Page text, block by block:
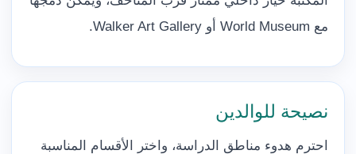
مع World Museum أو Walker Art Gallery.
نصيحة للوالدين
احترم هدوء مناطق الدراسة، واختر الأقسام المناسبة